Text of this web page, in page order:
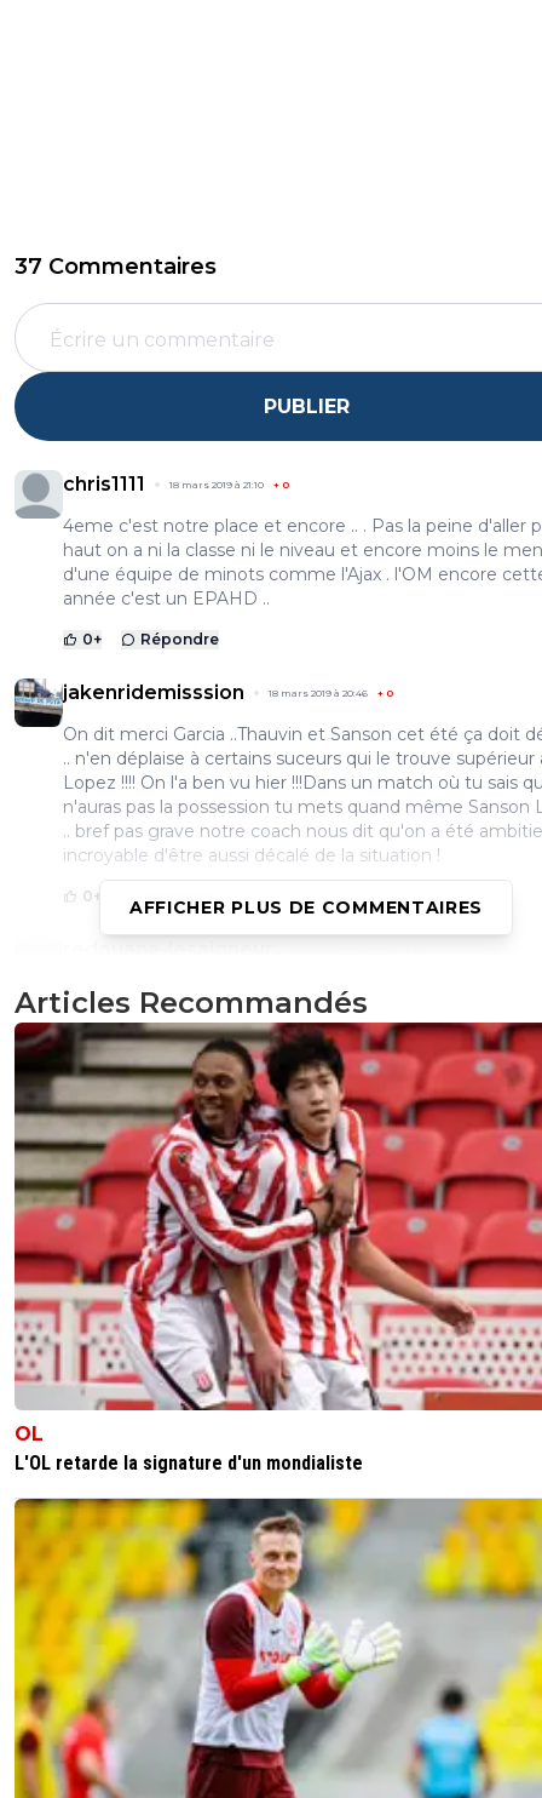
37 Commentaires
PUBLIER
chris1111 18 mars 2019 à 21:10 + 0
4eme c'est notre place et encore .. . Pas la peine d'aller
haut on a ni la classe ni le niveau et encore moins le
d'une équipe de minots comme l'Ajax . l'OM encore
année c'est un EPAHD ..
0+ Répondre
jakenridemisssion 18 mars 2019 à 20:46 + 0
On dit merci Garcia ..Thauvin et Sanson cet été ça doit
.. n'en déplaise à certains suceurs qui le trouve supérieur
Lopez !!!! On l'a ben vu hier !!!Dans un match où tu sais
n'auras pas la possession tu mets quand même Sanson
.. bref pas grave notre coach nous dit qu'on a été
incroyable d'être aussi décalé de la situation !
0+
Pierrot est meilleur pour constater que pour
......Mais est ce une bonne nouvelle pour la L1 et pour le
Non bien sûr. Tout gagner en L 1 = out en huitièmes d
euroleague
0+ Répondre
lolo-va 18 mars 2019 à 18:36 +0
Pour une fois Ménes met en avant ce que va être la L1
plus en plus. Le fossé entre le PSG et les autres. La L1
d'intêret pour le titre. En Novembre c'est déjà plié.
dehors des supporters Parisiens ça n'interessera plus
A terme les matchs du championnat ne seront suivi par
moins en moins de moins.Tout le monde ne partage
analyse je le conçois c'est la mienne mais je le sens
Ça se sent dans les commentaires on essaie de nous
Paris de réduire sa force mais aux autres à progresser
ça me semble compliqué.
0+ Répondre
disqus_UNEF358B60 18 mars 2019 à 19:29 0
Non pas du tout, depuis 2011 on a toujours dit
PSG tire la ligue 1 vers le haut. Moi j'y crois dur
fer, et c'est vrai d'ailleurs.Donc tout est très bien, il
faut rien changer.Et puis c'est la faute de l'OM ou
l'OL, qu'est ce qu'ils attendent pour recruter
était libre l'an passé &gt;&lt; Quel bande de
font vraiment rien pour se mettre au niveau du
AFFICHER PLUS DE COMMENTAIRES
Articles Recommandés
OL
L'OL retarde la signature d'un mondialiste